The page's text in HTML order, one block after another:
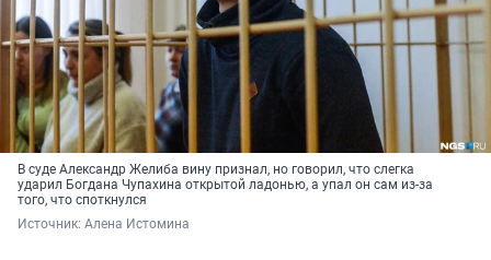
В суде Александр Желиба вину признал, но говорил, что слегка
ударил Богдана Чупахина открытой ладонью, а упал он сам из-за
того, что споткнулся
Источник: Алена Истомина